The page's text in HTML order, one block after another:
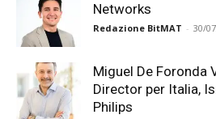
Networks
Redazione BitMAT - 30/
Miguel De Foronda
Director per Italia,
Philips